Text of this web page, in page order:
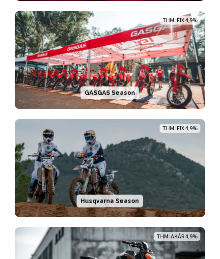
THM: FIX 4,9%
GASGAS Season
THM: FIX 4,9%
Husqvarna Season
THM: AKÁR 4,9%